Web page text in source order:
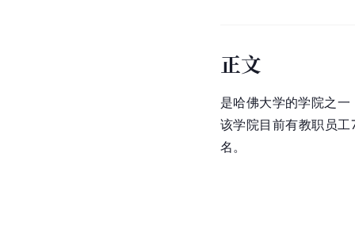
正文
是哈佛大学的学院之一
该学院目前有教职员
名。